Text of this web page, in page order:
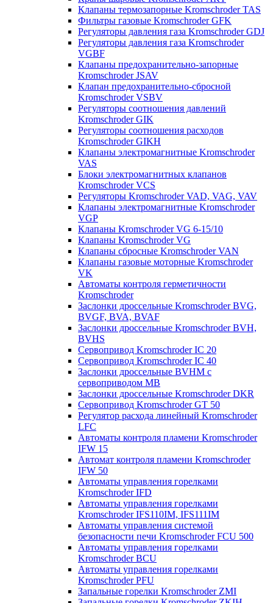
Клапаны термозапорные Kromschroder TAS
Фильтры газовые Kromschroder GFK
Регуляторы давления газа Kromschroder GDJ
Регуляторы давления газа Kromschroder
VGBF
Клапаны предохранительно-запорные
Kromschroder JSAV
Клапан предохранительно-сбросной
Kromschroder VSBV
Регуляторы соотношения давлений
Kromschroder GIK
Регуляторы соотношения расходов
Kromschroder GIKH
Клапаны электромагнитные Kromschroder
VAS
Блоки электромагнитных клапанов
Kromschroder VCS
Регуляторы Kromschroder VAD, VAG, VAV
Клапаны электромагнитные Kromschroder
VGP
Клапаны Kromschroder VG 6-15/10
Клапаны Kromschroder VG
Клапаны сбросные Kromschroder VAN
Клапаны газовые моторные Kromschroder
VK
Автоматы контроля герметичности
Kromschroder
Заслонки дроссельные Kromschroder BVG,
BVGF, BVA, BVAF
Заслонки дроссельные Kromschroder BVH,
BVHS
Сервопривод Kromschroder IC 20
Сервопривод Kromschroder IC 40
Заслонки дроссельные BVHM с
сервоприводом МВ
Заслонки дроссельные Kromschroder DKR
Cервопривод Kromschroder GT 50
Регулятор расхода линейный Kromschroder
LFC
Автоматы контроля пламени Kromschroder
IFW 15
Автомат контроля пламени Kromschroder
IFW 50
Автоматы управления горелками
Kromschroder IFD
Автоматы управления горелками
Kromschroder IFS110IM, IFS111IM
Автоматы управления системой
безопасности печи Kromschroder FCU 500
Автоматы управления горелками
Kromschroder BCU
Автоматы управления горелками
Kromschroder PFU
Запальные горелки Kromschroder ZМI